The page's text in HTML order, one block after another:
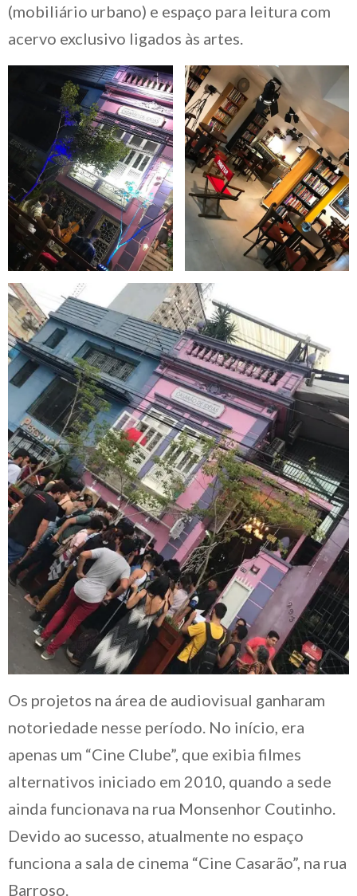
(mobiliário urbano) e espaço para leitura com
acervo exclusivo ligados às artes.
Os projetos na área de audiovisual ganharam
notoriedade nesse período. No início, era
apenas um “Cine Clube”, que exibia filmes
alternativos iniciado em 2010, quando a sede
ainda funcionava na rua Monsenhor Coutinho.
Devido ao sucesso, atualmente no espaço
funciona a sala de cinema “Cine Casarão”, na rua
Barroso.